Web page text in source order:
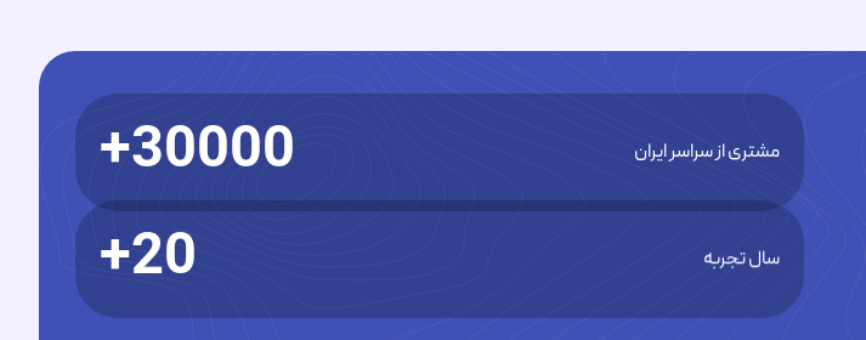
مشتری از سراسر ایران 30000+
سال تجربه 20+